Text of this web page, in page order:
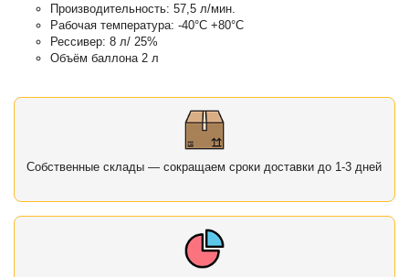
Производительность: 57,5 л/мин.
Рабочая температура: -40°С +80°С
Рессивер: 8 л/ 25%
Объём баллона 2 л
Собственные склады — сокращаем сроки доставки до 1-3 дней